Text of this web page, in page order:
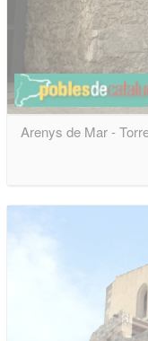
Arenys de Mar -